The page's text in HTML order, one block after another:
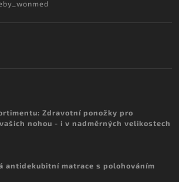
Zdravotní ponožky pro
nohou - i v nadměrných velikostech
antidekubitní matrace s polohováním